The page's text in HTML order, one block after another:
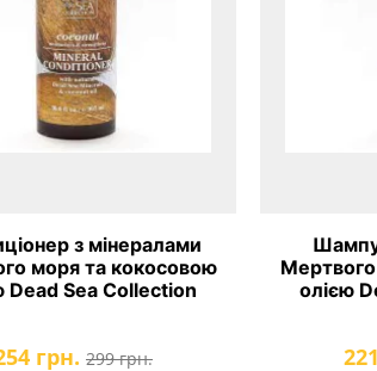
з мінералами
моря та кокосовою
Dead Sea Collection
грн. 299 грн.
олією